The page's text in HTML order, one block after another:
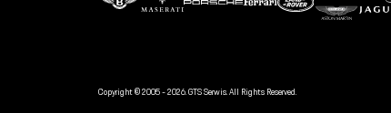
Copyright © 2005 - 2026. GTS Serwis. All Rights Reserved.